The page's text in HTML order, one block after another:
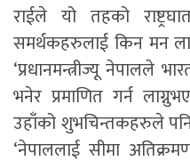
राईले यो तहको
समर्थकहरुलाई किन मन
‘प्रधानमन्त्रीज्यू नेपालले
भनेर प्रमाणित गर्न
उहाँको शुभचिन्तकहरुले
‘नेपाललाई सीमा